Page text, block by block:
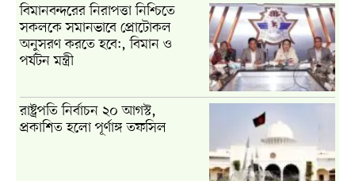
বিমানবন্দরের নিরাপত্তা নিশ্চিতে
সকলকে সমানভাবে প্রোটোকল
অনুসরণ করতে হবে:, বিমান ও
পর্যটন মন্ত্রী
রাষ্ট্রপতি নির্বাচন ২০ আগস্ট,
প্রকাশিত হলো পূর্ণাঙ্গ তফসিল